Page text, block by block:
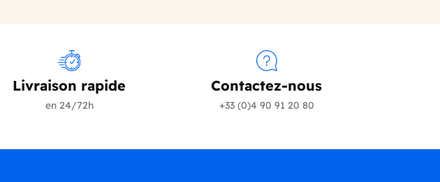
Livraison rapide
en 24/72h
Contactez-nous
+33 (0)4 90 91 20 80